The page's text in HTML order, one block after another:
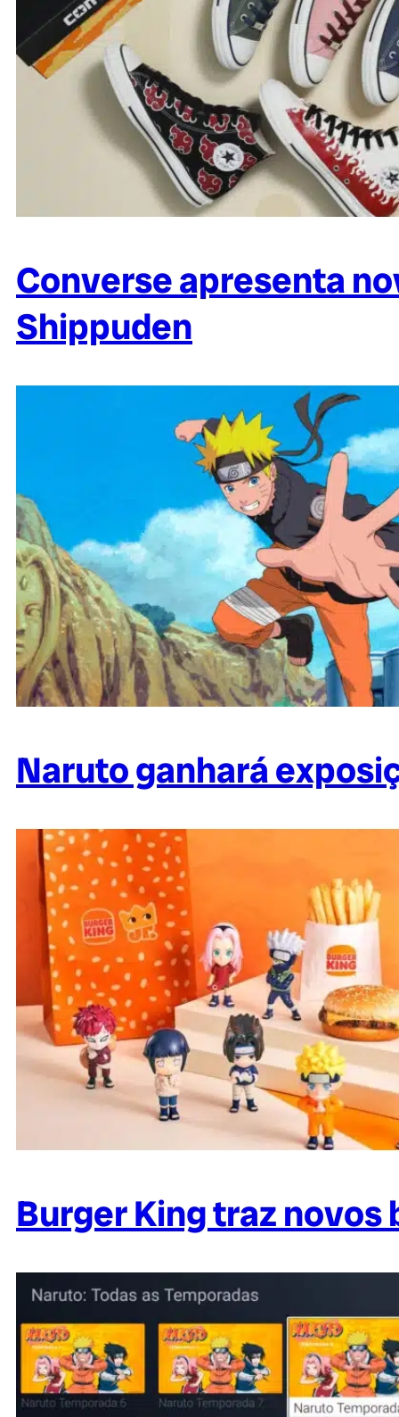
Converse apresenta
Shippuden
Naruto ganhará
Burger King traz novos